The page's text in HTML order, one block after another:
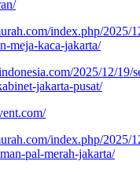
index.php/2025/
meja-kaca-jakarta/
2025/12/19/
jakarta-pusat/
index.php/2025/
pal-merah-jakarta/